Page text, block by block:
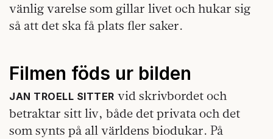
vänlig varelse som gillar livet och hukar sig
så att det ska få plats fler saker.
Filmen föds ur bilden
JAN TROELL SITTER vid skrivbordet och
betraktar sitt liv, både det privata och det
som synts på all världens biodukar. På